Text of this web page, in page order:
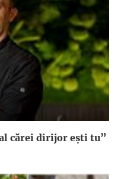
cărei dirijor ești tu”